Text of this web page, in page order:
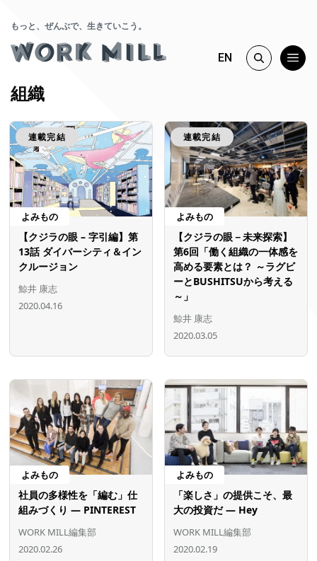
もっと、ぜんぶで、生きていこう。
EN
組織
連載完結
よみもの
【クジラの眼 – 字引編】第
13話 ダイバーシティ＆イン
クルージョン
鯨井 康志
2020.04.16
連載完結
よみもの
【クジラの眼－未来探索】
第6回「働く組織の一体感を
高める要素とは？ ～ラグビ
ーとBUSHITSUから考える
～」
鯨井 康志
2020.03.05
よみもの
社員の多様性を「編む」仕
組みづくり ― PINTEREST
WORK MILL編集部
2020.02.26
よみもの
「楽しさ」の提供こそ、最
大の投資だ ― Hey
WORK MILL編集部
2020.02.19